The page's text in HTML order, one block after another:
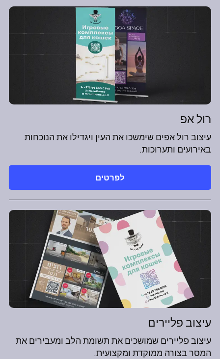
רול אפ
עיצוב רול אפים שימשכו את העין ויגדילו את הנוכחות
באירועים ותערוכות.
לפרטים
עיצוב פליירים
עיצוב פליירים שמושכים את תשומת הלב ומעבירים את
המסר בצורה ממוקדת ומקצועית.